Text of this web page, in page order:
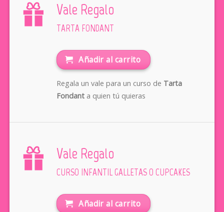
Vale Regalo
TARTA FONDANT
Añadir al carrito
Regala un vale para un curso de Tarta
Fondanta quien tú quieras
Vale Regalo
CURSO INFANTIL GALLETAS O CUPCAKES
Añadir al carrito